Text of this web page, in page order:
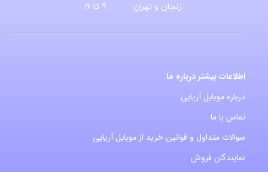
زنجان و تهران
9 تا 16
اطلاعات بیشتر درباره ما
درباره موبایل آریایی
تماس با ما
سوالات متداول و قوانین خرید از موبایل آریایی
نمایندگان فروش